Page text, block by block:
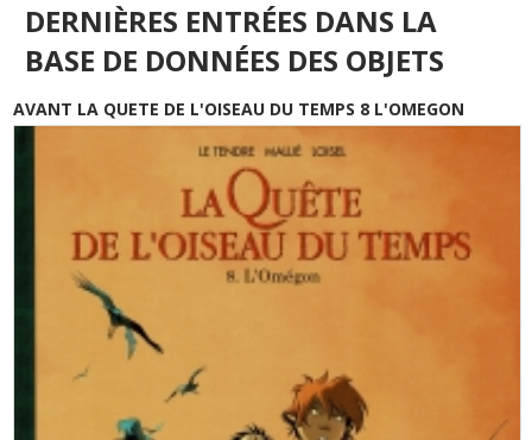
DERNIÈRES ENTRÉES DANS LA
BASE DE DONNÉES DES OBJETS
AVANT LA QUETE DE L'OISEAU DU TEMPS 8 L'OMEGON